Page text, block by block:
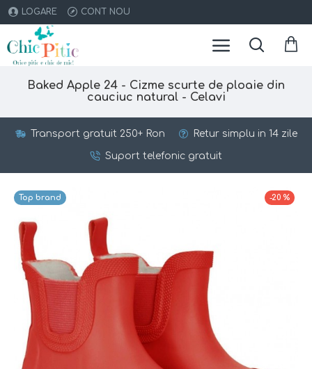
LOGARE CONT NOU
Baked Apple 24 - Cizme scurte de ploaie din
cauciuc natural - Celavi
Transport gratuit 250+ Ron Retur simplu in 14 zile
Suport telefonic gratuit
Top brand -20 %